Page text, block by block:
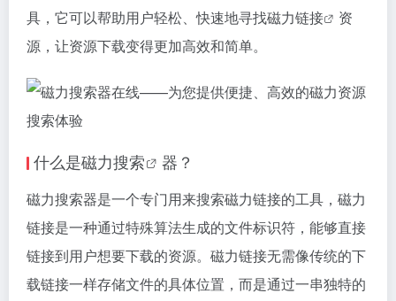
具，它可以帮助用户轻松、快速地寻找磁力链接
资
源，让资源下载变得更加高效和简单。
什么是磁力搜索 器？
磁力搜索器是一个专门用来搜索磁力链接的工具， 磁力
链接是一种通过特殊算法生成的文件标识符，能够直接
链接到用户想要下载的资源。 磁力链接无需像传统的下
载链接一样存储文件的具体位置，而是通过一串独特的